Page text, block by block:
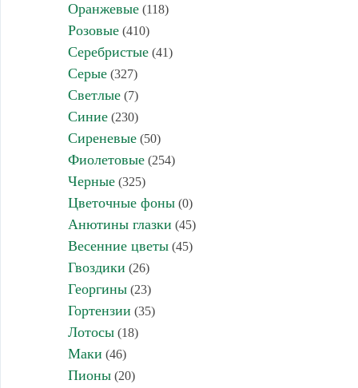
Оранжевые(118)
Розовые(410)
Серебристые(41)
Серые(327)
Светлые(7)
Синие(230)
Сиреневые(50)
Фиолетовые(254)
Черные(325)
Цветочные фоны(0)
Анютины глазки (45)
Весенние цветы(45)
Гвоздики (26)
Георгины(23)
Гортензии (35)
Лотосы(18)
Маки (46)
Пионы(20)